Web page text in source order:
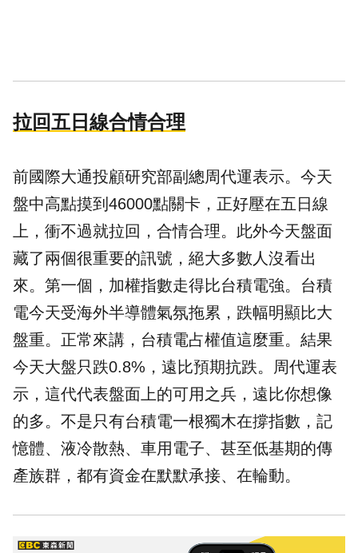
拉回五日線合情合理
前國際大通投顧研究部副總周代運表示。今天
盤中高點摸到46000點關卡，正好壓在五日線
上，衝不過就拉回，合情合理。此外今天盤面
藏了兩個很重要的訊號，絕大多數人沒看出
來。第一個，加權指數走得比台積電強。台積
電今天受海外半導體氣氛拖累，跌幅明顯比大
盤重。正常來講，台積電占權值這麼重。結果
今天大盤只跌0.8%，遠比預期抗跌。周代運表
示，這代代表盤面上的可用之兵，遠比你想像
的多。不是只有台積電一根獨木在撐指數，記
憶體、液冷散熱、車用電子、甚至低基期的傳
產族群，都有資金在默默承接、在輪動。